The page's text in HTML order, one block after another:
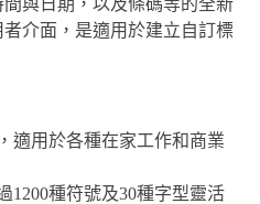
與日期，以及條碼等的全新
介面，是適用於建立自訂標
適用於各種在家工作和商業
1200種符號及30種字型靈活